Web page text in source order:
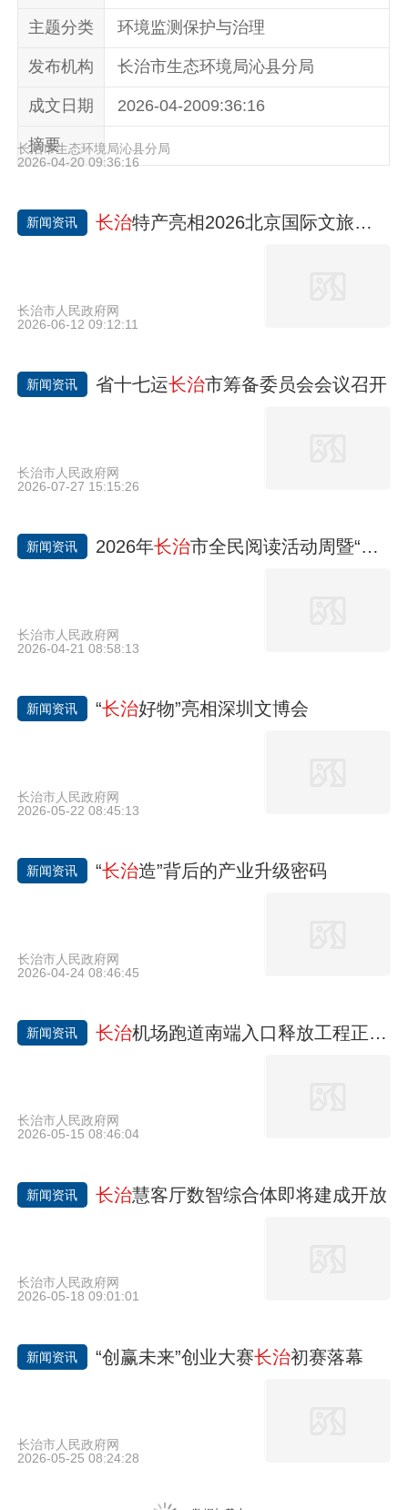
主题分类 环境监测保护与治理
发布机构 长治市生态环境局沁县分局
成文日期 2026-04-2009:36:16
摘要
长治市生态环境局沁县分局
2026-04-20 09:36:16
新闻资讯 长治特产亮相2026北京国际文旅消博会
长治市人民政府网
2026-06-12 09:12:11
新闻资讯 省十七运长治市筹备委员会会议召开
长治市人民政府网
2026-07-27 15:15:26
新闻资讯 2026年长治市全民阅读活动周暨“书香
长治市人民政府网
2026-04-21 08:58:13
新闻资讯 “长治好物”亮相深圳文博会
长治市人民政府网
2026-05-22 08:45:13
新闻资讯 “长治造”背后的产业升级密码
长治市人民政府网
2026-04-24 08:46:45
新闻资讯 长治机场跑道南端入口释放工程正式投运
长治市人民政府网
2026-05-15 08:46:04
新闻资讯 长治慧客厅数智综合体即将建成开放
长治市人民政府网
2026-05-18 09:01:01
新闻资讯 “创赢未来”创业大赛长治初赛落幕
长治市人民政府网
2026-05-25 08:24:28